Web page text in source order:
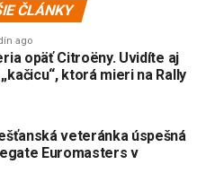
ČLÁNKY
ago
opäť Citroëny. Uvidíte aj
ktorá mieri na Rally
veteránka úspešná
Euromasters v